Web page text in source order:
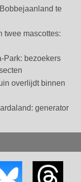
te
twee mascottes:
Park: bezoekers
overlijdt binnen
generator